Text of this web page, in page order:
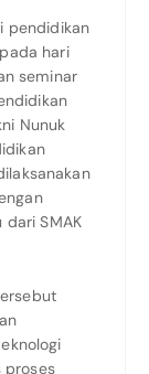
pendidikan
hari
seminar
Nunuk
SMAK
proses